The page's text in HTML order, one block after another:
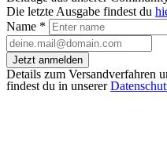
Die letzte Ausgabe findest du
Name *
Jetzt anmelden
Details zum Versandverfahren
findest du in unserer